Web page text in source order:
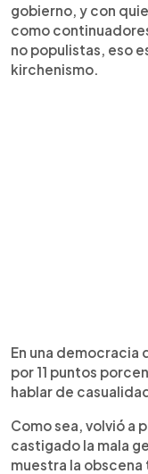
gobierno, y con
como
no populistas, eso
kirchenismo.
En una democracia
por 11 puntos
hablar de
Como sea, volvió a
castigado la mala
muestra la